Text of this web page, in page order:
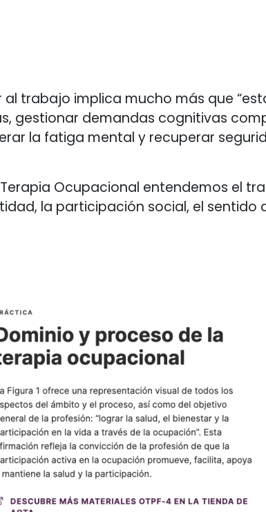
trabajo implica mucho más que
gestionar demandas cognitivas
la fatiga mental y recuperar
Ocupacional entendemos el
la participación social, el sentido